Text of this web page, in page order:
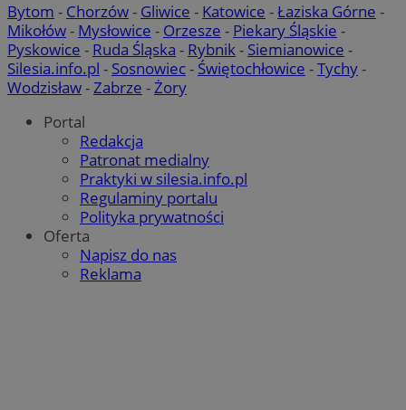
Bytom - Chorzów- Gliwice - Katowice -Łaziska Górne -
Mikołów- Mysłowice - Orzesze - Piekary Śląskie -
Pyskowice - Ruda Śląska - Rybnik- Siemianowice -
Silesia.info.pl - Sosnowiec- Świętochłowice -Tychy-
Wodzisław-Zabrze -Żory
Portal
Redakcja
Patronat medialny
Praktyki w silesia.info.pl
Regulaminy portalu
Polityka prywatności
Oferta
Napisz do nas
Reklama